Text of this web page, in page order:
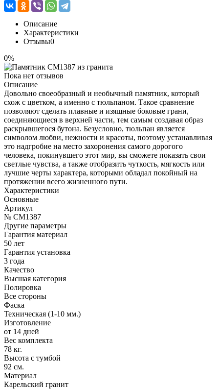
Описание
Характеристики
Отзывы0
0%
Пока нет отзывов
Описание
Довольно своеобразный и необычный памятник, который
схож с цветком, а именно с тюльпаном. Такое сравнение
позволяют сделать плавные и изящные боковые грани,
соединяющиеся в верхней части, тем самым создавая образ
раскрывшегося бутона. Безусловно, тюльпан является
символом любви, нежности и красоты, поэтому устанавливая
это надгробие на место захоронения самого дорогого
человека, покинувшего этот мир, вы сможете показать свои
светлые чувства, а также отобразить чуткость, мягкость или
лучшие черты характера, которыми обладал покойный на
протяжении всего жизненного пути.
Характеристики
Основные
Артикул
№ CM1387
Другие параметры
Гарантия материал
50 лет
Гарантия установка
3 года
Качество
Высшая категория
Полировка
Все стороны
Фаска
Техническая (1-10 мм.)
Изготовление
от 14 дней
Вес комплекта
78 кг.
Высота с тумбой
92 см.
Материал
Карельский гранит